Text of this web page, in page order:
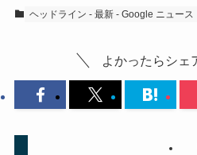
ヘッドライン - 最新 - Google ニュース
よかったらシェ